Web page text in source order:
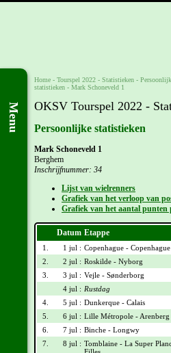
Menu
Home - Tourspel 2022 - Statistieken -
statistieken - Mark Schoneveld 1
OKSV Tourspel 2022 -
Persoonlijke statistieken
Mark Schoneveld 1
Berghem
Inschrijfnummer: 34
Lijst van wielrenners
Grafiek van het verloop van
Grafiek van het aantal punten
Datum Etappe
1. 1 jul : Copenhague - Copenhague
2.
2 jul : Roskilde - Nyborg
3.
3 jul : Vejle - Sønderborg
4 jul : Rustdag
4.
5 jul : Dunkerque - Calais
5.
6 jul : Lille Métropole - Arenberg
6.
7 jul : Binche - Longwy
7.
8 jul : Tomblaine - La Super
Filles